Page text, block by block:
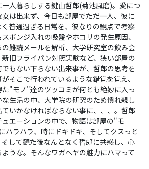
人暮らしする鍵山哲郎(菊池風磨)。愛につ
は出来ず、今日も部屋でただ一人、彼に
普通過ぎる日常を、彼なりの観点で考察
ポンジ入れの吸盤やホコリの発生原因、
難読メールを解析、大学研究室の飲み会
旧フライパン対照実験など、狭い部屋の
もない下らない出来事が、哲郎の思考を
そこで行われているような錯覚を覚え、
"モノ"達のツッコミが何とも絶妙に入っ
生活の中、大学院の研究のため慣れ親し
いかなければならない事に、、、。哲郎
エーションの中で、物語は部屋の"モ
ハラハラ、時にドキドキ、そしてクスっと
して観た後なんとなく哲郎に共感し、心
うな。そんなワガヘヤの魅力にハマって